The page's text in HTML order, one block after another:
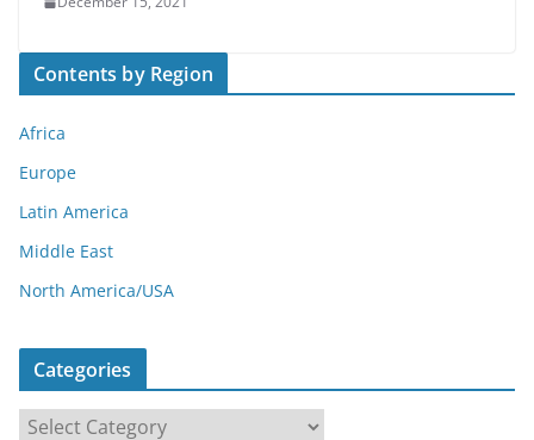
Contents by Region
Africa
Europe
Latin America
Middle East
North America/USA
Categories